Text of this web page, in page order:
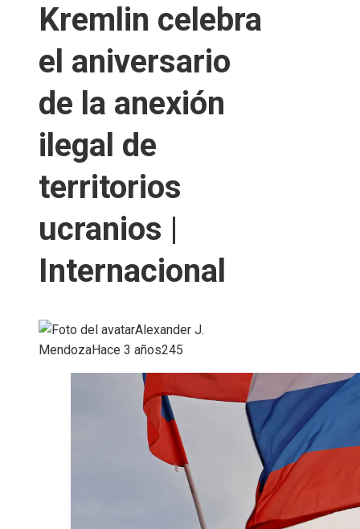
Kremlin celebra
el aniversario
de la anexión
ilegal de
territorios
ucranios |
Internacional
Alexander J.
MendozaHace 3 años245